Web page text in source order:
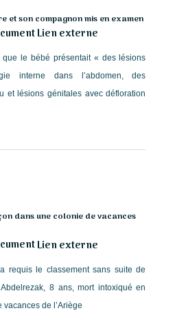
et son compagnon mis en examen
Lien externe
que le bébé présentait « des lésions
interne dans l’abdomen, des
et lésions génitales avec défloration
dans une colonie de vacances
Lien externe
requis le classement sans suite de
8 ans, mort intoxiqué en
de l’Ariège